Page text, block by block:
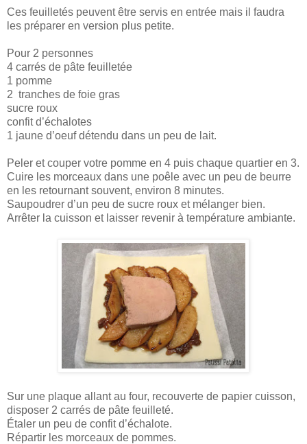
Ces feuilletés peuvent être servis en entrée mais il faudra
les préparer en version plus petite.
Pour 2 personnes
4 carrés de pâte feuilletée
1 pomme
2 tranches de foie gras
sucre roux
confit d’échalotes
1 jaune d’oeuf détendu dans un peu de lait.
Peler et couper votre pomme en 4 puis chaque quartier en 3.
Cuire les morceaux dans une poêle avec un peu de beurre
en les retournant souvent, environ 8 minutes.
Saupoudrer d’un peu de sucre roux et mélanger bien.
Arrêter la cuisson et laisser revenir à température ambiante.
Sur une plaque allant au four, recouverte de papier cuisson,
disposer 2 carrés de pâte feuilleté.
Étaler un peu de confit d’échalote.
Répartir les morceaux de pommes.